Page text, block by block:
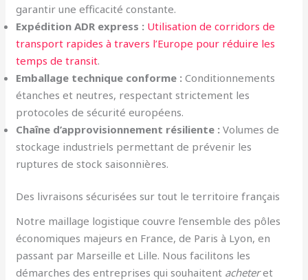
garantir une efficacité constante.
Expédition ADR express : Utilisation de corridors de
transport rapides à travers l’Europe pour réduire les
temps de transit.
Emballage technique conforme : Conditionnements
étanches et neutres, respectant strictement les
protocoles de sécurité européens.
Chaîne d’approvisionnement résiliente : Volumes de
stockage industriels permettant de prévenir les
ruptures de stock saisonnières.
Des livraisons sécurisées sur tout le territoire français
Notre maillage logistique couvre l’ensemble des pôles
économiques majeurs en France, de Paris à Lyon, en
passant par Marseille et Lille. Nous facilitons les
démarches des entreprises qui souhaitent acheteret